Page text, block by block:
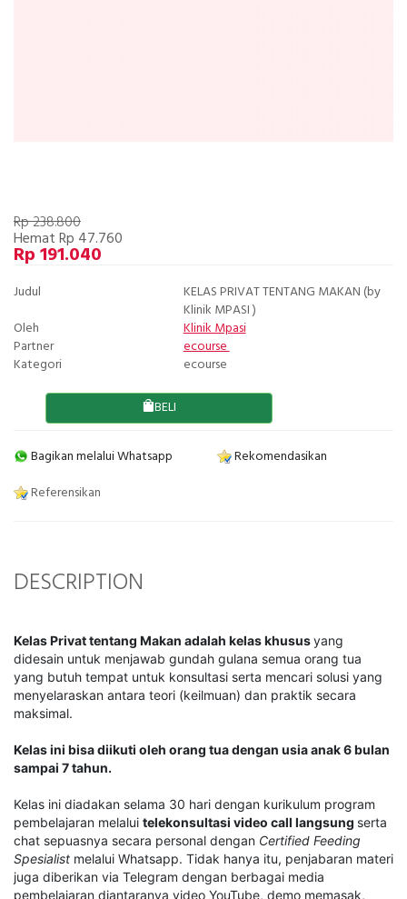
Rp 238.800
Hemat Rp 47.760
Rp 191.040
Judul
KELAS PRIVAT TENTANG MAKAN (by
Klinik MPASI )
Oleh
Klinik Mpasi
Partner
ecourse
Kategori
ecourse
BELI
Bagikan melalui Whatsapp
Rekomendasikan
Referensikan
DESCRIPTION
Kelas Privat tentang Makan adalah kelas khususyang
didesain untuk menjawab gundah gulana semua orang tua
yang butuh tempat untuk konsultasi serta mencari solusi yang
menyelaraskan antara teori (keilmuan) dan praktik secara
maksimal.
Kelas ini bisa diikuti oleh orang tua dengan usia anak 6 bulan
sampai 7 tahun.
Kelas ini diadakan selama 30 hari dengan kurikulum program
pembelajaran melalui telekonsultasi video call langsung serta
chat sepuasnya secara personal dengan Certified Feeding
Spesialist melalui Whatsapp. Tidak hanya itu, penjabaran materi
juga diberikan via Telegram dengan berbagai media
pembelajaran diantaranya video YouTube, demo memasak,